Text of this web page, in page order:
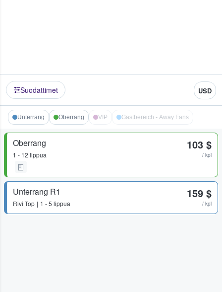
Suodattimet USD
Unterrang Oberrang VIP Gastbereich - Away Fans
Oberrang
1 - 12 lippua
103 $
/ kpl
Unterrang R1
Rivi Top 1 - 5 lippua
159 $
/ kpl